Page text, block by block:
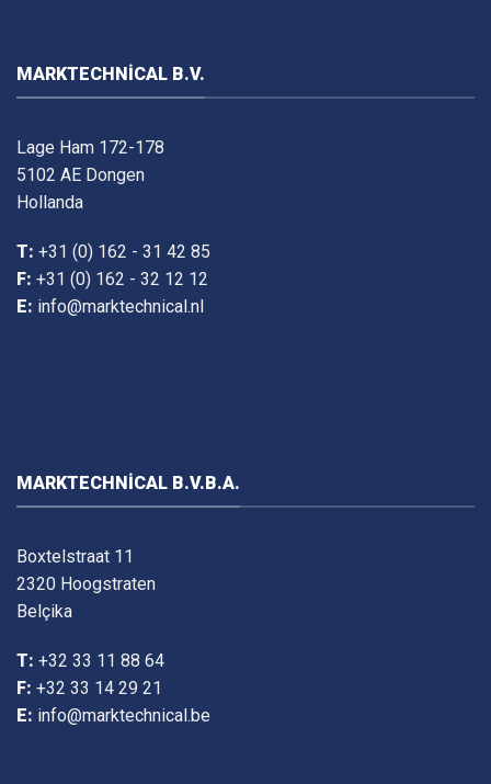
MARKTECHNICAL B.V.
Lage Ham 172-178
5102 AE Dongen
Hollanda
T: +31 (0) 162 - 31 42 85
F: +31 (0) 162 - 32 12 12
E: info@marktechnical.nl
MARKTECHNICAL B.V.B.A.
Boxtelstraat 11
2320 Hoogstraten
Belçika
T: +32 33 11 88 64
F: +32 33 14 29 21
E: info@marktechnical.be